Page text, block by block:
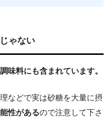
ゃない
味料にも含まれています。
などで実は砂糖を大量に摂
性があるので注意して下さ